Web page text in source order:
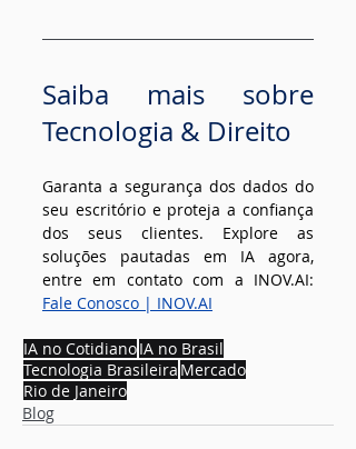
Saiba mais sobre
Tecnologia & Direito
Garanta a segurança dos dados do
seu escritório e proteja a confiança
dos seus clientes. Explore as
soluções pautadas em IA agora,
entre em contato com a INOV.AI
Fale Conosco | INOV.AI
IA no CotidianoIA no Brasil
Tecnologia Brasileira Mercado
Rio de Janeiro
Blog